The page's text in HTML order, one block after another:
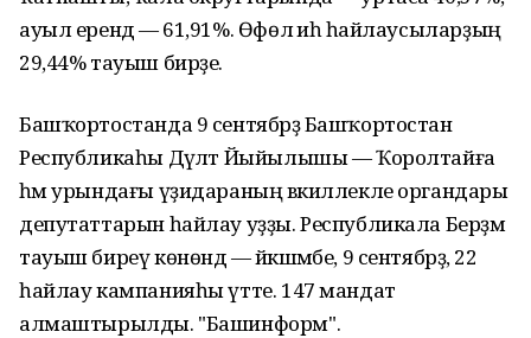
ауыл ерендә — 61,91%. Өфөлә иһә һайлаусыларҙың
29,44% тауыш бирҙе.
Башҡортостанда 9 сентябрҙә Башҡортостан
Республикаһы Дәүләт Йыйылышы — Ҡоролтайға
һәм урындағы үҙидараның вәкиллекле органдары
депутаттарын һайлау уҙҙы. Республикала Берҙәм
тауыш биреү көнөндә — йәкшәмбе, 9 сентябрҙә, 22
һайлау кампанияһы үтте. 147 мандат
алмаштырылды. "Башинформ".